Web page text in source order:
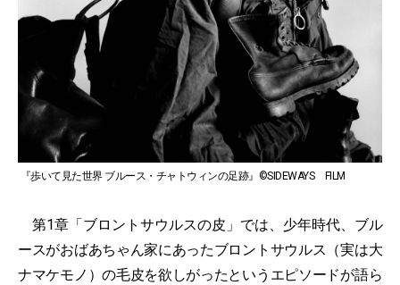
『歩いて見た世界 ブルース・チャトウィンの足跡』©️SIDEWAYS FILM
第1章「ブロントサウルスの皮」では、少年時代、ブル
ースがおばあちゃん家にあったブロントサウルス（実は大
ナマケモノ）の毛皮を欲しがったというエピソードが語ら